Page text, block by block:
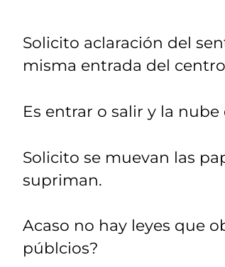
Solicito aclaración del
misma entrada del
Es entrar o salir y la
Solicito se muevan las
supriman.
Acaso no hay leyes que
públcios?